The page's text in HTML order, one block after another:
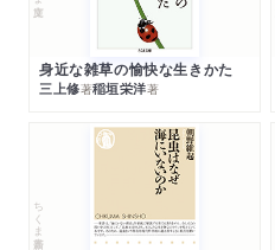
身近な雑草の愉快な生きかた
三上修著稲垣栄洋著
ちくま新書